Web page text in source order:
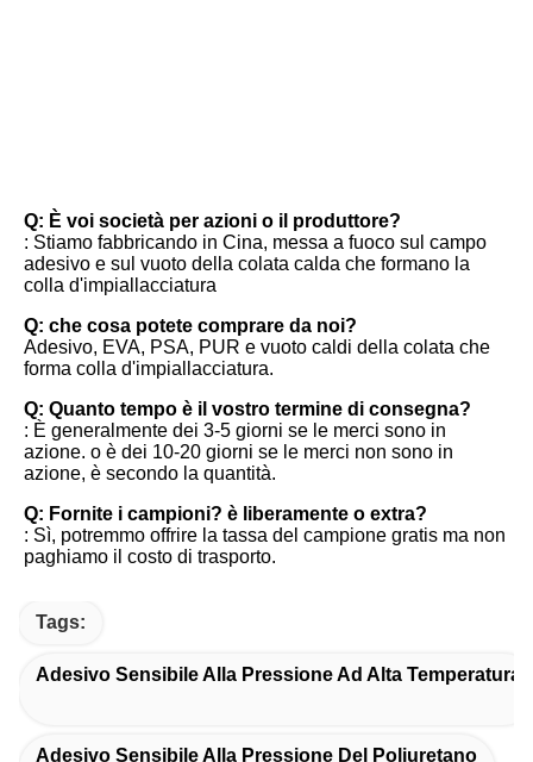
Q: È voi società per azioni o il produttore?
: Stiamo fabbricando in Cina, messa a fuoco sul campo
adesivo e sul vuoto della colata calda che formano la
colla d'impiallacciatura
Q: che cosa potete comprare da noi?
Adesivo, EVA, PSA, PUR e vuoto caldi della colata che
forma colla d'impiallacciatura.
Q: Quanto tempo è il vostro termine di consegna?
: È generalmente dei 3-5 giorni se le merci sono in
azione. o è dei 10-20 giorni se le merci non sono in
azione, è secondo la quantità.
Q: Fornite i campioni? è liberamente o extra?
: Sì, potremmo offrire la tassa del campione gratis ma non
paghiamo il costo di trasporto.
Tags:
Adesivo Sensibile Alla Pressione Ad Alta Temperatura
Adesivo Sensibile Alla Pressione Del Poliuretano